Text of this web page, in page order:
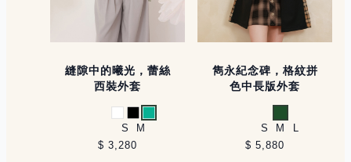
縫隙中的曦光，蕾絲
西裝外套
白 黑 薄荷綠
S
M
$ 3,280
雋永紀念碑，格紋拼
色中長版外套
綠
S M
$ 5,880